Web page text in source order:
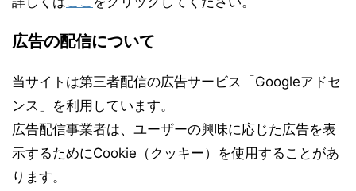
広告の配信について
当サイトは第三者配信の広告サービス「Googleアドセ
ンス」を利用しています。
広告配信事業者は、ユーザーの興味に応じた広告を表
示するためにCookie（クッキー）を使用することがあ
ります。